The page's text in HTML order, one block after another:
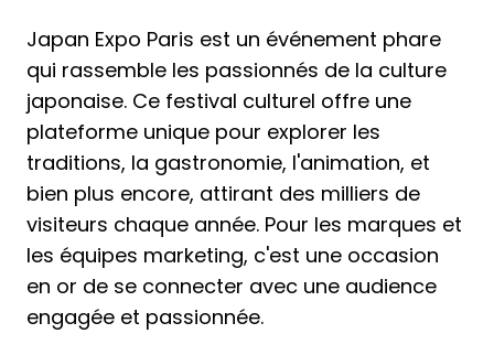
Japan Expo Paris est un événement phare
qui rassemble les passionnés de la culture
japonaise. Ce festival culturel offre une
plateforme unique pour explorer les
traditions, la gastronomie, l'animation, et
bien plus encore, attirant des milliers de
visiteurs chaque année. Pour les marques et
les équipes marketing, c'est une occasion
en or de se connecter avec une audience
engagée et passionnée.